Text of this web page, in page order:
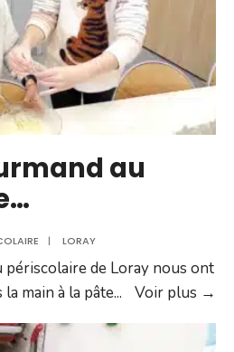
au
| LORAY
périscolaire de Loray nous ont
main à la pâte... Voir plus →